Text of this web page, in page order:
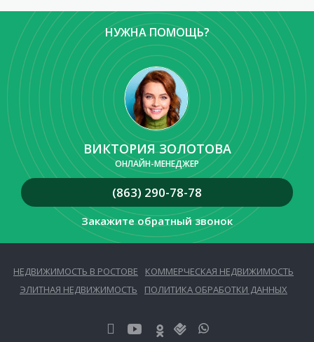
НУЖНА ПОМОЩЬ?
ВИКТОРИЯ ЗОЛОТОВА
ОНЛАЙН-МЕНЕДЖЕР
(863) 290-78-78
Закажите обратный звонок
НЕДВИЖИМОСТЬ В РОСТОВЕ
КОММЕРЧЕСКАЯ НЕДВИЖИМОСТЬ
ЭЛИТНАЯ НЕДВИЖИМОСТЬ
ПОЛИТИКА ОБРАБОТКИ ДАННЫХ